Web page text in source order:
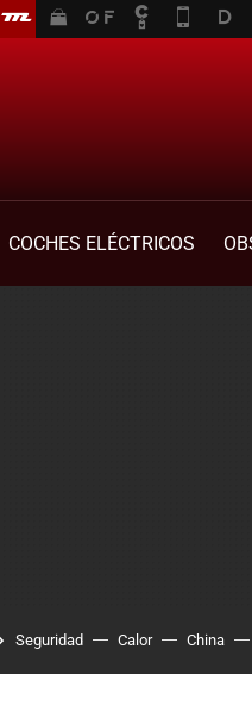
COCHES ELÉCTRICOS
Seguridad Calor China